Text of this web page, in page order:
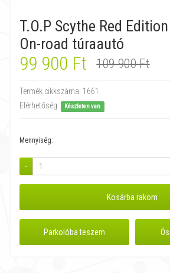
T.O.P Scythe Red
On-road túraautó
99 900 Ft 109 900 Ft
Termék cikkszáma: 1661
Elérhetőség:
Készleten van
Mennyiség:
-
Kosárba rakom
Parkolóba teszem